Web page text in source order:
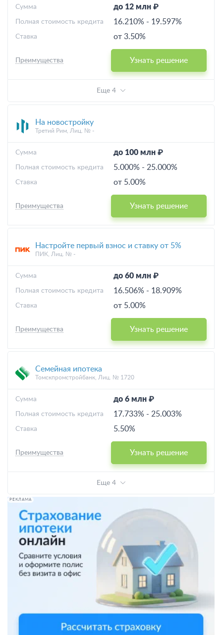
до 12 млн ₽
Cумма
16.210% - 19.597%
Полная стоимость кредита
от 3.50%
Ставка
Узнать решение
Преимущества
Еще 4
На новостройку
Третий Рим, Лиц. № -
до 100 млн ₽
Cумма
5.000% - 25.000%
Полная стоимость кредита
от 5.00%
Ставка
Узнать решение
Преимущества
Настройте первый взнос и ставку от 5%
ПИК, Лиц. № -
до 60 млн ₽
Cумма
16.506% - 18.909%
Полная стоимость кредита
от 5.00%
Ставка
Узнать решение
Преимущества
Семейная ипотека
Томскпромстройбанк, Лиц. № 1720
до 6 млн ₽
Cумма
17.733% - 25.003%
Полная стоимость кредита
5.50%
Ставка
Узнать решение
Преимущества
Еще 4
РЕКЛАМА